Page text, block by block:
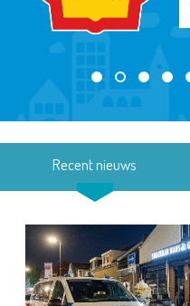
Recent nieuws